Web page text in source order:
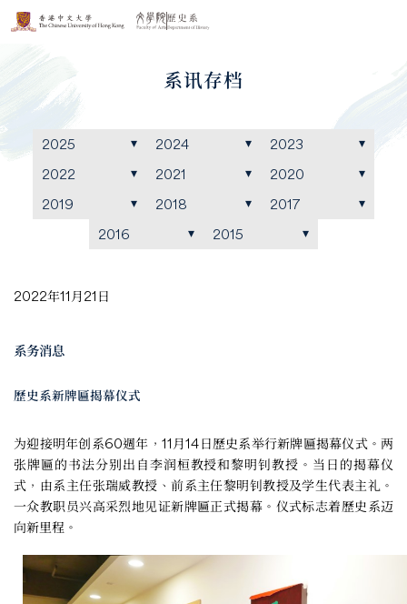
系讯存档
2025 2024
2023
2022
2021
2020
2019
2018
2017
2016
2015
2022年11月21日
系务消息
歷史系新牌匾揭幕仪式
为迎接明年创系60週年，11月14日歷史系举行新牌匾揭幕仪式。两
张牌匾的书法分别出自李润桓教授和黎明钊教授。当日的揭幕仪
式，由系主任张瑞威教授、前系主任黎明钊教授及学生代表主礼。
一众教职员兴高采烈地见证新牌匾正式揭幕。仪式标志着歷史系迈
向新里程。